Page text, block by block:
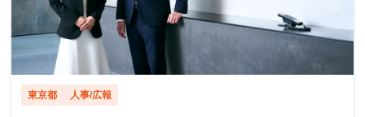
東京都 人事/広報